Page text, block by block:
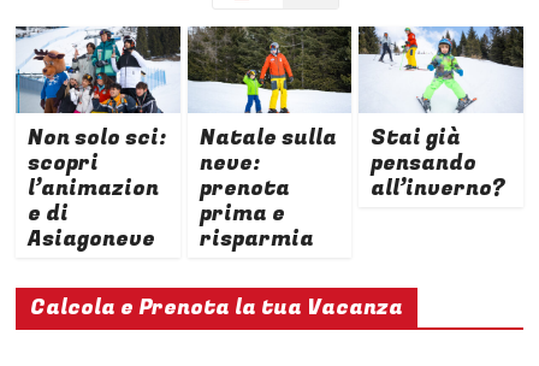
Non solo sci:
scopri
l’animazion
e di
Asiagoneve
Natale sulla
neve:
prenota
prima e
risparmia
Stai già
pensando
all’inverno?
Calcola e Prenota la tua Vacanza